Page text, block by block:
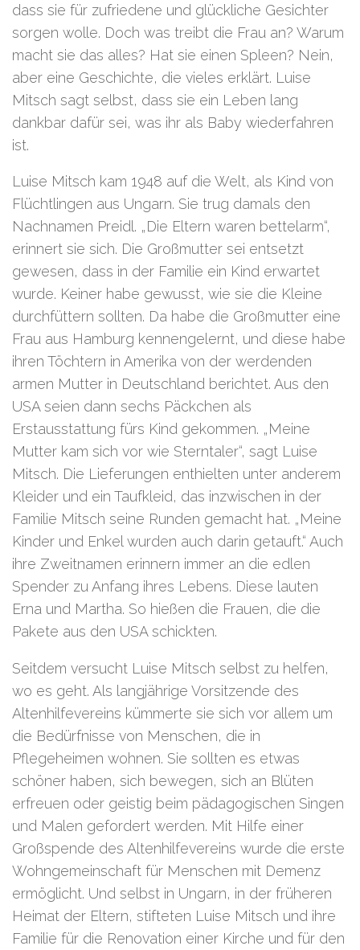
dass sie für zufriedene und glückliche Gesichter
sorgen wolle. Doch was treibt die Frau an? Warum
macht sie das alles? Hat sie einen Spleen? Nein,
aber eine Geschichte, die vieles erklärt. Luise
Mitsch sagt selbst, dass sie ein Leben lang
dankbar dafür sei, was ihr als Baby wiederfahren
ist.
Luise Mitsch kam 1948 auf die Welt, als Kind von
Flüchtlingen aus Ungarn. Sie trug damals den
Nachnamen Preidl. „Die Eltern waren bettelarm“,
erinnert sie sich. Die Großmutter sei entsetzt
gewesen, dass in der Familie ein Kind erwartet
wurde. Keiner habe gewusst, wie sie die Kleine
durchfüttern sollten. Da habe die Großmutter eine
Frau aus Hamburg kennengelernt, und diese habe
ihren Töchtern in Amerika von der werdenden
armen Mutter in Deutschland berichtet. Aus den
USA seien dann sechs Päckchen als
Erstausstattung fürs Kind gekommen. „Meine
Mutter kam sich vor wie Sterntaler“, sagt Luise
Mitsch. Die Lieferungen enthielten unter anderem
Kleider und ein Taufkleid, das inzwischen in der
Familie Mitsch seine Runden gemacht hat. „Meine
Kinder und Enkel wurden auch darin getauft.“ Auch
ihre Zweitnamen erinnern immer an die edlen
Spender zu Anfang ihres Lebens. Diese lauten
Erna und Martha. So hießen die Frauen, die die
Pakete aus den USA schickten.
Seitdem versucht Luise Mitsch selbst zu helfen,
wo es geht. Als langjährige Vorsitzende des
Altenhilfevereins kümmerte sie sich vor allem um
die Bedürfnisse von Menschen, die in
Pflegeheimen wohnen. Sie sollten es etwas
schöner haben, sich bewegen, sich an Blüten
erfreuen oder geistig beim pädagogischen Singen
und Malen gefordert werden. Mit Hilfe einer
Großspende des Altenhilfevereins wurde die erste
Wohngemeinschaft für Menschen mit Demenz
ermöglicht. Und selbst in Ungarn, in der früheren
Heimat der Eltern, stifteten Luise Mitsch und ihre
Familie für die Renovation einer Kirche und für den